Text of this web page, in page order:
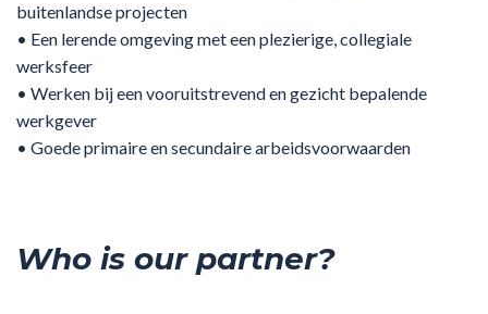
buitenlandse projecten
• Een lerende omgeving met een plezierige, collegiale
werksfeer
• Werken bij een vooruitstrevend en gezicht bepalende
werkgever
• Goede primaire en secundaire arbeidsvoorwaarden
Who is our partner?